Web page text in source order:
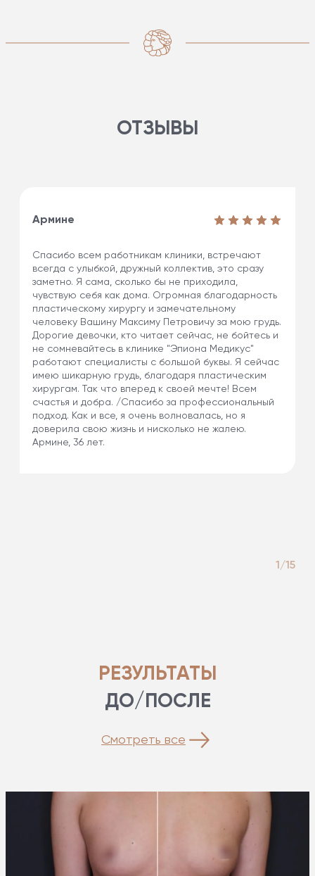
ОТЗЫВЫ
Армине
Спасибо всем работникам клиники, встречают
всегда с улыбкой, дружный коллектив, это сразу
заметно. Я сама, сколько бы не приходила,
чувствую себя как дома. Огромная благодарность
пластическому хирургу и замечательному
человеку Вашину Максиму Петровичу за мою грудь.
Дорогие девочки, кто читает сейчас, не бойтесь и
не сомневайтесь в клинике "Эпиона Медикус"
работают специалисты с большой буквы. Я сейчас
имею шикарную грудь, благодаря пластическим
хирургам. Так что вперед к своей мечте! Всем
счастья и добра. /Спасибо за профессиональный
подход. Как и все, я очень волновалась, но я
доверила свою жизнь и нисколько не жалею.
Армине, 36 лет.
1/15
РЕЗУЛЬТАТЫ
ДО/ПОСЛЕ
Смотреть все